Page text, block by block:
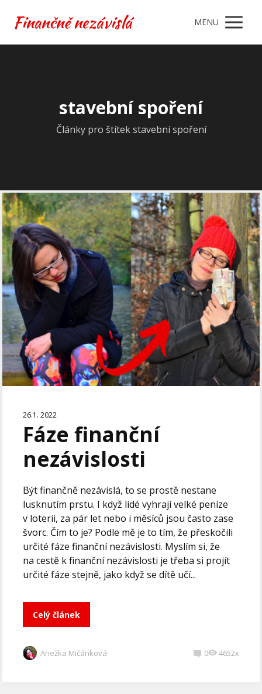
Finančně nezávislá MENU
stavební spoření
Články pro štítek stavební spoření
26.1. 2022
Fáze finanční
nezávislosti
Být finančně nezávislá, to se prostě nestane
lusknutím prstu. I když lidé vyhrají velké peníze
v loterii, za pár let nebo i měsíců jsou často zase
švorc. Čím to je? Podle mě je to tím, že přeskočili
určité fáze finanční nezávislosti. Myslím si, že
na cestě k finanční nezávislosti je třeba si projít
určité fáze stejně, jako když se dítě učí...
Celý článek
Anežka Mičánková 0 4652x